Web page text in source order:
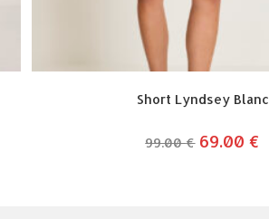
Short Lyndsey Blanc
99.00€ le
prix
69.00€